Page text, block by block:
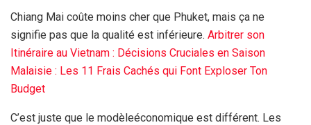
Chiang Mai coûte moins cher que Phuket, mais ça ne
signifie pas que la qualité est inférieure. Arbitrer son
Itinéraire au Vietnam : Décisions Cruciales en Saison
Malaisie : Les 11 Frais Cachés qui Font Exploser Ton
Budget
C’est juste que le modèleéconomique est différent. Les